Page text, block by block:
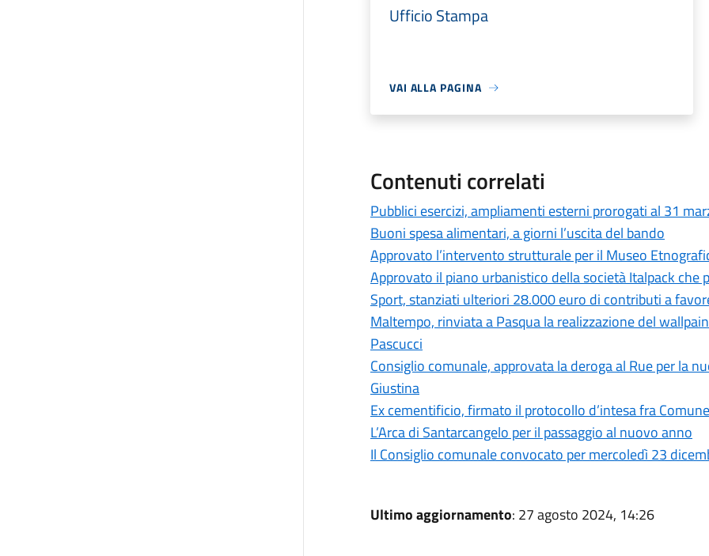
Ufficio Stampa
VAI ALLA PAGINA
Contenuti correlati
Pubblici esercizi, ampliamenti esterni prorogati al 31
Buoni spesa alimentari, a giorni l’uscita del bando
Approvato l’intervento strutturale per il Museo
Approvato il piano urbanistico della società Italpack che
Sport, stanziati ulteriori 28.000 euro di contributi a
Maltempo, rinviata a Pasqua la realizzazione del
Pascucci
Consiglio comunale, approvata la deroga al Rue per la
Giustina
Ex cementificio, firmato il protocollo d’intesa fra
L’Arca di Santarcangelo per il passaggio al nuovo anno
Il Consiglio comunale convocato per mercoledì 23
Ultimo aggiornamento: 27 agosto 2024, 14:26